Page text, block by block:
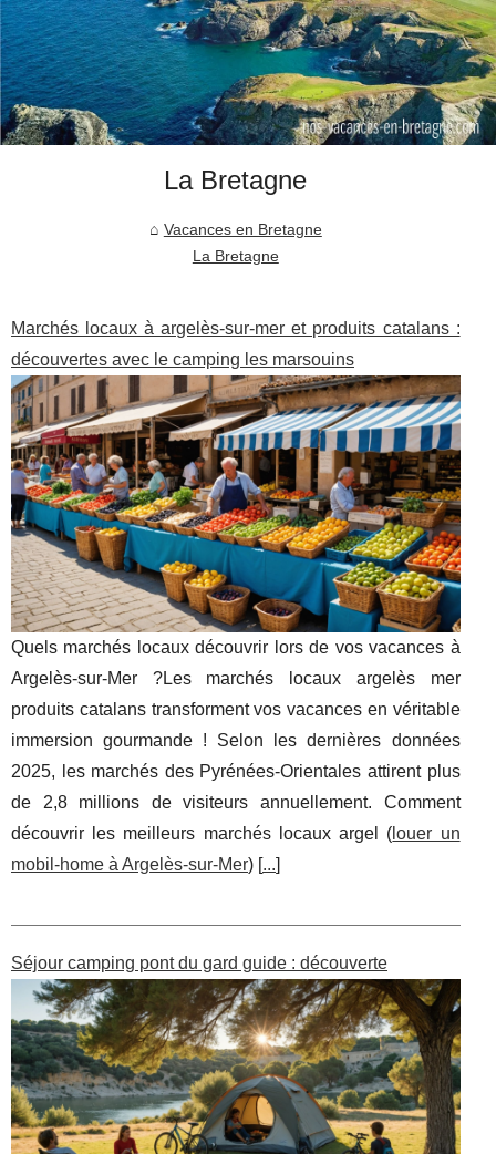
La Bretagne
Vacances en Bretagne
La Bretagne
Marchés locaux à argelès-sur-mer et produits catalans :
découvertes avec le camping les marsouins
Quels marchés locaux découvrir lors de vos vacances à
Argelès-sur-Mer ?Les marchés locaux argelès mer
produits catalans transforment vos vacances en véritable
immersion gourmande ! Selon les dernières données
2025, les marchés des Pyrénées-Orientales attirent plus
de 2,8 millions de visiteurs annuellement. Comment
découvrir les meilleurs marchés locaux argel ( louer un
mobil-home à Argelès-sur-Mer) [...]
Séjour camping pont du gard guide : découverte